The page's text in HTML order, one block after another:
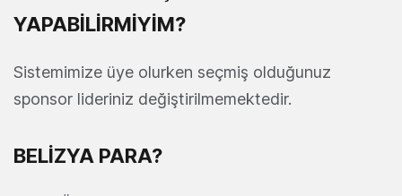
YAPABİLİRMİYİM?
Sistemimize üye olurken seçmiş olduğunuz
sponsor lideriniz değiştirilmemektedir.
BELİZYA PARA?